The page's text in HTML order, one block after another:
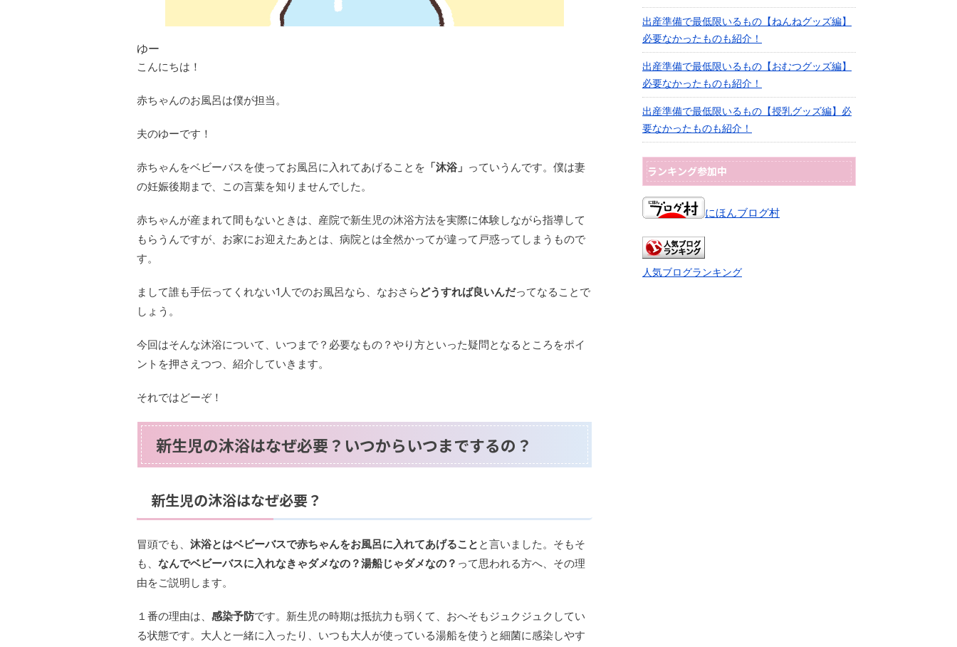
ゆー
こんにちは！
赤ちゃんのお風呂は僕が担当。
夫のゆーです！
赤ちゃんをベビーバスを使ってお風呂に入れてあげることを 「沐浴」 っていうんです。僕は妻
の妊娠後期まで、この言葉を知りませんでした。
赤ちゃんが産まれて間もないときは、産院で新生児の沐浴方法を実際に体験しながら指導して
もらうんですが、お家にお迎えたあとは、病院とは全然かってが違って戸惑ってしまうもので
す。
まして誰も手伝ってくれない1人でのお風呂なら、なおさら どうすれば良いんだってなることで
しょう。
今回はそんな沐浴について、いつまで？必要なもの？やり方といった疑問となるところをポイ
ントを押さえつつ、紹介していきます。
それではどーぞ！
新生児の沐浴はなぜ必要？いつからいつまでするの？
新生児の沐浴はなぜ必要？
冒頭でも、 沐浴とはベビーバスで赤ちゃんをお風呂に入れてあげること と言いました。そもそ
も、 なんでベビーバスに入れなきゃダメなの？湯船じゃダメなの？ って思われる方へ、その理
由をご説明します。
１番の理由は、 感染予防です。新生児の時期は抵抗力も弱くて、おへそもジュクジュクしてい
る状態です。大人と一緒に入ったり、いつも大人が使っている湯船を使うと細菌に感染しやす
出産準備で最低限いるもの【ねんねグッズ編】
必要なかったものも紹介！
出産準備で最低限いるもの【おむつグッズ編】
必要なかったものも紹介！
出産準備で最低限いるもの【授乳グッズ編】必
要なかったものも紹介！
ランキング参加中
にほんブログ村
人気ブログランキング